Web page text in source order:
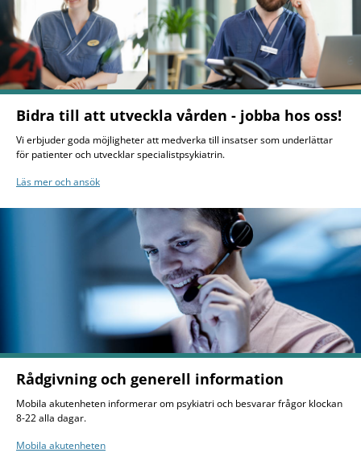
Bidra till att utveckla vården - jobba hos oss!
Vi erbjuder goda möjligheter att medverka till insatser som underlättar
för patienter och utvecklar specialistpsykiatrin.
Läs mer och ansök
Rådgivning och generell information
Mobila akutenheten informerar om psykiatri och besvarar frågor klockan
8-22 alla dagar.
Mobila akutenheten